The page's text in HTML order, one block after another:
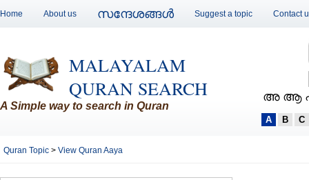
Home About us സന്ദേശങ്ങള്‍ Suggest a topic Contact
MALAYALAM
QURAN SEARCH
A Simple way to search in Quran
അ ആ
A B C
Quran Topic > View Quran Aaya